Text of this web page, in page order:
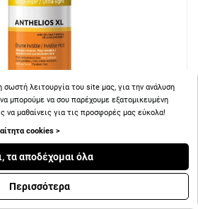
+ 16 Πόντοι
Μist SPF50+ Αντηλιακό Mist Σώματος
200ml
λειτουργία του site μας, για την ανάλυση
μπορούμε να σου παρέχουμε εξατομικευμένη
να μαθαίνεις για τις προσφορές μας εύκολα!
cookies >
τα αποδέχομαι όλα
Περισσότερα